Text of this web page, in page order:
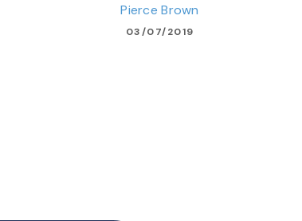
Pierce Brown
03/07/2019